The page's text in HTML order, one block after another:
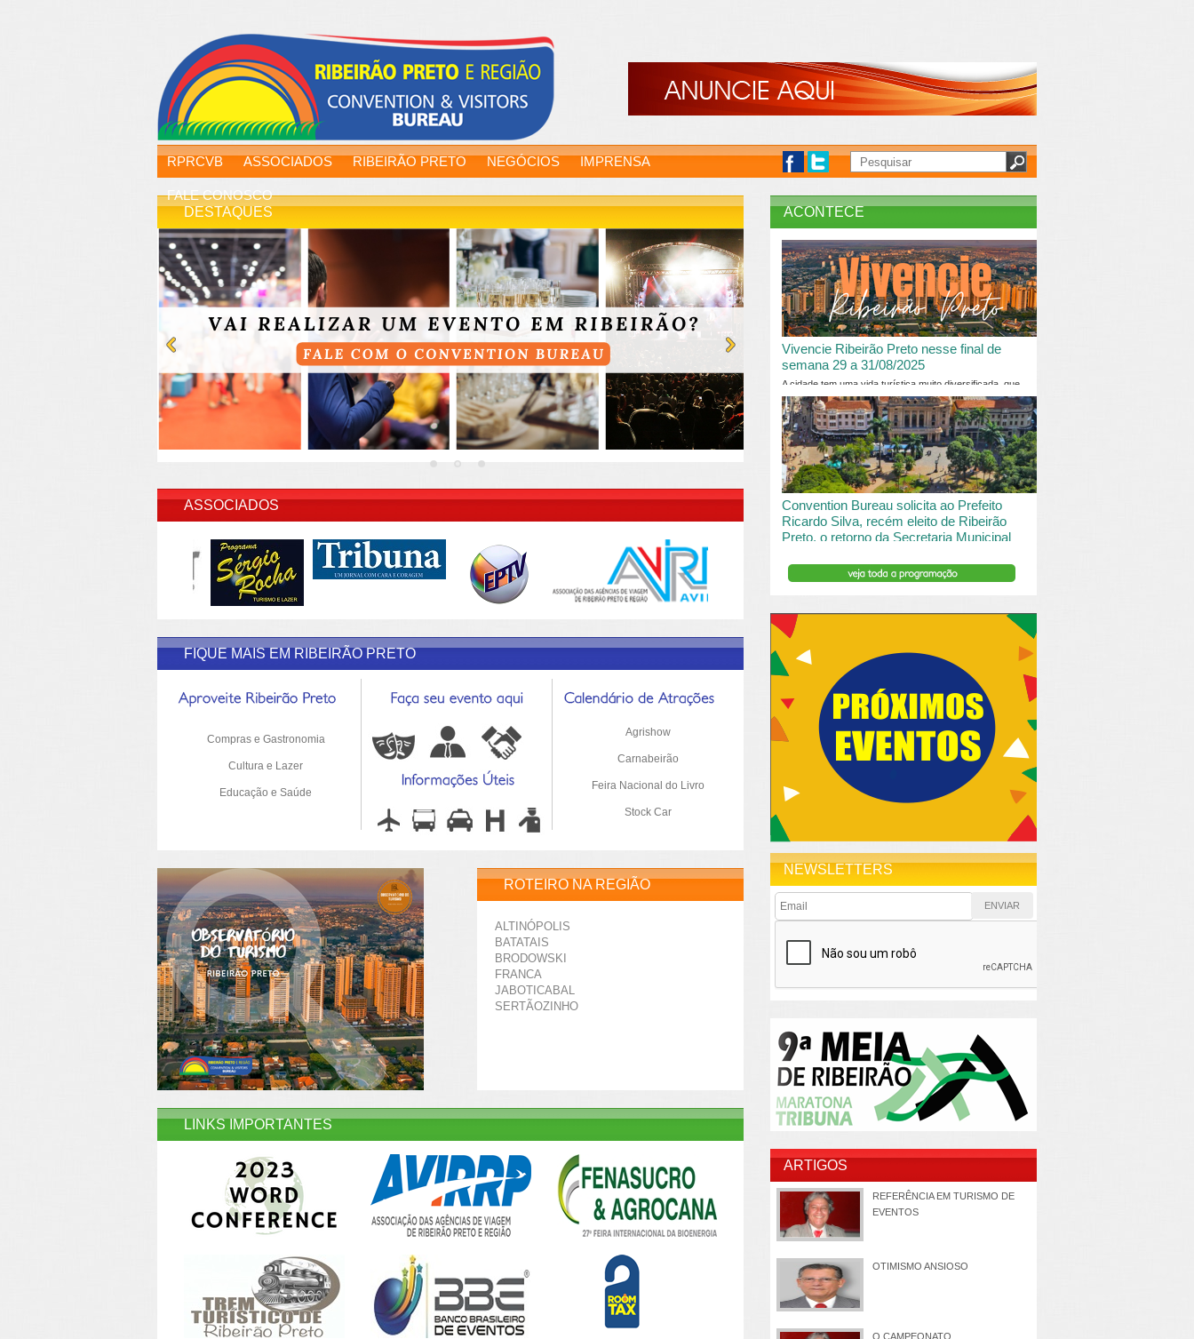
RPRCVB ASSOCIADOS RIBEIRÃO PRETO NEGÓCIOS IMPRENSA
FALE CONOSCO
DESTAQUES
INSERIR DESCRIÇÃO DO POST/PAGINAS
ASSOCIADOS
FIQUE MAIS EM RIBEIRÃO PRETO
Compras e Gastronomia
Cultura e Lazer
Educação e Saúde
Agrishow
Carnabeirão
Feira Nacional do Livro
Stock Car
ROTEIRO NA REGIÃO
ALTINÓPOLIS
BATATAIS
BRODOWSKI
FRANCA
JABOTICABAL
SERTÃOZINHO
LINKS IMPORTANTES
ACONTECE
Vivencie Ribeirão Preto nesse final de
semana 29 a 31/08/2025
A cidade tem uma vida turística muito diversificada, que
vai desde o turismo de saude à contemplação de
passaros....
Convention Bureau solicita ao Prefeito
Ricardo Silva, recém eleito de Ribeirão
Preto, o retorno da Secretaria Municipal
O Ribeirão Preto e Região Convention & Visitors Bureau
NEWSLETTERS
ARTIGOS
REFERÊNCIA EM TURISMO DE
EVENTOS
OTIMISMO ANSIOSO
O CAMPEONATO